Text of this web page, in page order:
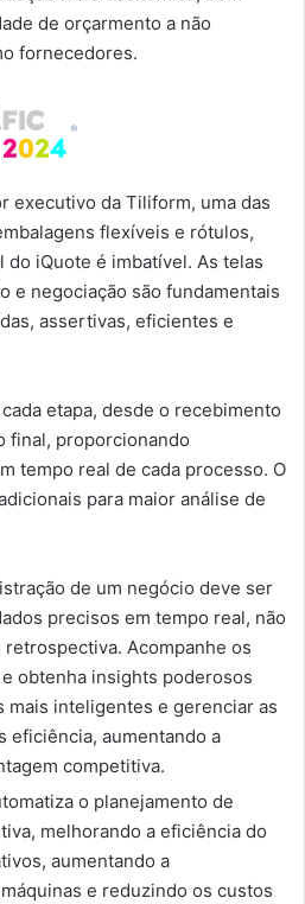
de orçarmento a não
fornecedores.
executivo da Tiliform, uma das
flexíveis e rótulos,
do iQuote é imbatível. As telas
e negociação são fundamentais
assertivas, eficientes e
etapa, desde o recebimento
final, proporcionando
tempo real de cada processo. O
para maior análise de
de um negócio deve ser
precisos em tempo real, não
Acompanhe os
obtenha insights poderosos
mais inteligentes e gerenciar as
eficiência, aumentando a
competitiva.
o planejamento de
melhorando a eficiência do
aumentando a
e reduzindo os custos